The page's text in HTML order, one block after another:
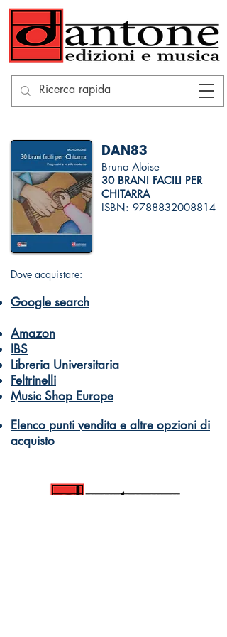
DAN83
Bruno Aloise
30 BRANI FACILI PER
CHITARRA
ISBN: 9788832008814
Dove acquistare:
Google search
Amazon
IBS
Libreria Universitaria
Feltrinelli
Music Shop Europe
Elenco punti vendita e altre opzioni di
acquisto